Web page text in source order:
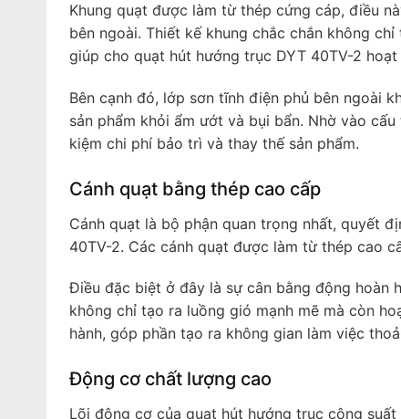
Khung quạt được làm từ thép cứng cáp, điều
bên ngoài. Thiết kế khung chắc chắn không
giúp cho quạt hút hướng trục DYT 40TV-2
Bên cạnh đó, lớp sơn tĩnh điện phủ bên ngoài
sản phẩm khỏi ẩm ướt và bụi bẩn. Nhờ vào
kiệm chi phí bảo trì và thay thế sản phẩm.
Cánh quạt bằng thép cao cấp
Cánh quạt là bộ phận quan trọng nhất, quyết
40TV-2. Các cánh quạt được làm từ thép cao
Điều đặc biệt ở đây là sự cân bằng động hoàn
không chỉ tạo ra luồng gió mạnh mẽ mà còn
hành, góp phần tạo ra không gian làm việc
Động cơ chất lượng cao
Lõi động cơ của quạt hút hướng trục công